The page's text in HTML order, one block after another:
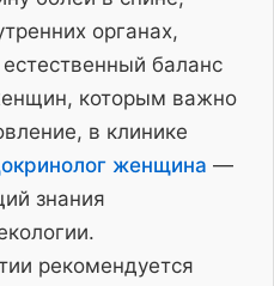
органах,
баланс
которым важно
в клинике
женщина —
знания
рекомендуется